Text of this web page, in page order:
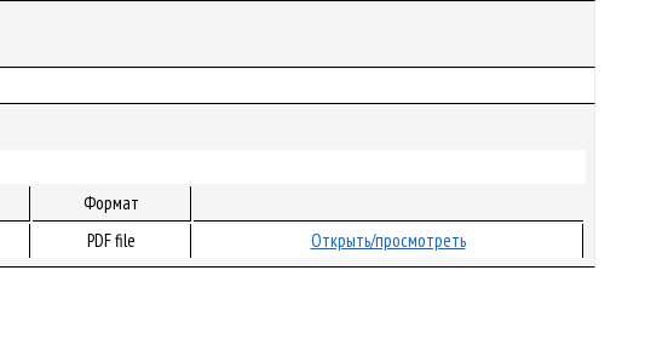
Формат
PDF file Открыть/просмотреть